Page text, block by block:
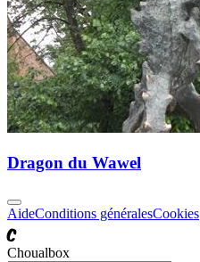
Dragon du Wawel
AideConditions généralesCookies
C
Choualbox